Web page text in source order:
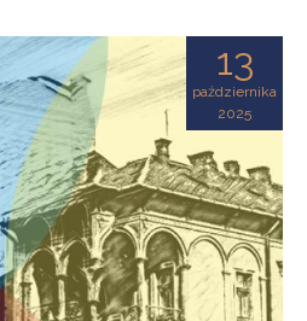
13
października
2025